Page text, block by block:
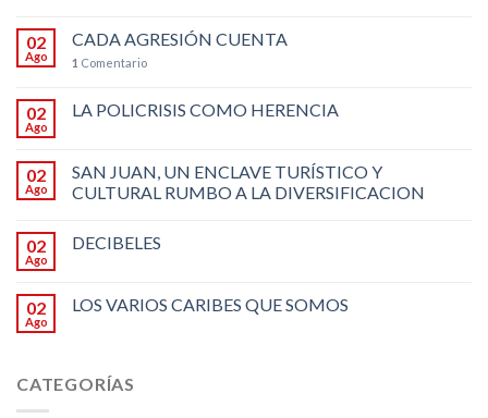
02
Ago
CADA AGRESIÓN CUENTA
1 Comentario
02
Ago
LA POLICRISIS COMO HERENCIA
02
Ago
SAN JUAN, UN ENCLAVE TURÍSTICO Y
CULTURAL RUMBO A LA DIVERSIFICACION
02
Ago
DECIBELES
02
Ago
LOS VARIOS CARIBES QUE SOMOS
CATEGORÍAS